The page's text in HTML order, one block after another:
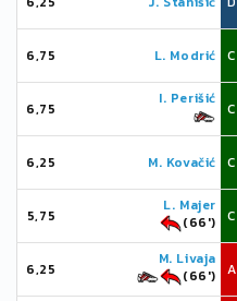
6,75 L. Modrić C
6,75
I. Perišić
C
6,25 M. Kovačić C
5,75
L. Majer
(66')
C
6,25
M. Livaja
(66')
A